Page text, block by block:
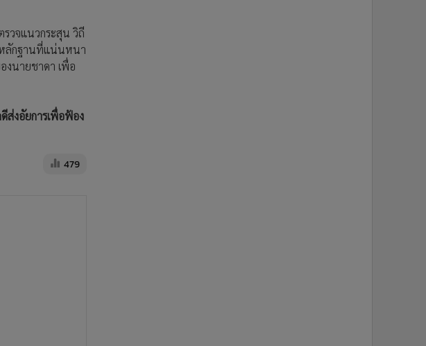
วจแนวกระสุน วิถี
หลักฐานที่แน่นหนา
งนายชาดา เพื่อ
ส่งอัยการเพื่อฟ้อง
479